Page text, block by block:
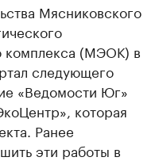
Мясниковского
комплекса (МЭОК) в
следующего
«Ведомости Юг»
которая
Ранее
эти работы в